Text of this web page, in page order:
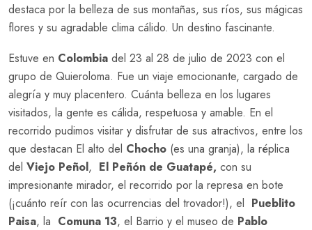
destaca por la belleza de sus montañas, sus ríos, sus mágicas
flores y su agradable clima cálido. Un destino fascinante.
Estuve en Colombia del 23 al 28 de julio de 2023 con el
grupo de Quieroloma. Fue un viaje emocionante, cargado de
alegría y muy placentero. Cuánta belleza en los lugares
visitados, la gente es cálida, respetuosa y amable. En el
recorrido pudimos visitar y disfrutar de sus atractivos, entre los
que destacan El alto del Chocho (es una granja), la réplica
del Viejo Peñol, El Peñón de Guatapé, con su
impresionante mirador, el recorrido por la represa en bote
(¡cuánto reír con las ocurrencias del trovador!), el Pueblito
Paisa, la Comuna 13, el Barrio y el museo de Pablo